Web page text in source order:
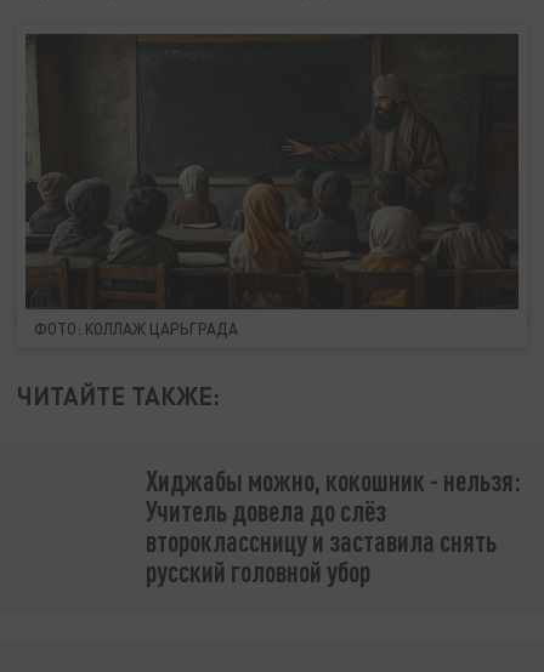
ФОТО: КОЛЛАЖ ЦАРЬГРАДА
ЧИТАЙТЕ ТАКЖЕ:
Хиджабы можно, кокошник - нельзя:
Учитель довела до слёз
второклассницу и заставила снять
русский головной убор